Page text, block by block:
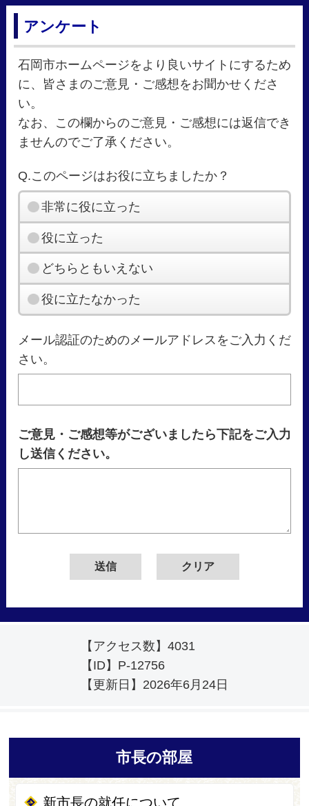
アンケート
石岡市ホームページをより良いサイトにするため
に、皆さまのご意見・ご感想をお聞かせくださ
い。
なお、この欄からのご意見・ご感想には返信でき
ませんのでご了承ください。
Q.このページはお役に立ちましたか？
非常に役に立った
役に立った
どちらともいえない
役に立たなかった
メール認証のためのメールアドレスをご入力くだ
さい。
ご意見・ご感想等がございましたら下記をご入力
し送信ください。
【アクセス数】 4031
【ID】 P-12756
【更新日】 2026年6月24日
市長の部屋
新市長の就任について